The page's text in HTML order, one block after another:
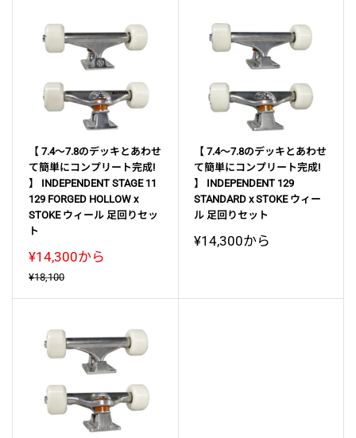
【 7.4～7.8のデッキとあわせ
て簡単にコンプリート完成!
】 INDEPENDENT STAGE 11
129 FORGED HOLLOW x
STOKE ウィール 足回りセッ
ト
販
価
格
¥14,300から
通
価
¥18,100
【 7.4～7.8のデッキとあわせ
て簡単にコンプリート完成!
】 INDEPENDENT 129
STANDARD x STOKE ウィー
ル 足回りセット
販
¥14,300から